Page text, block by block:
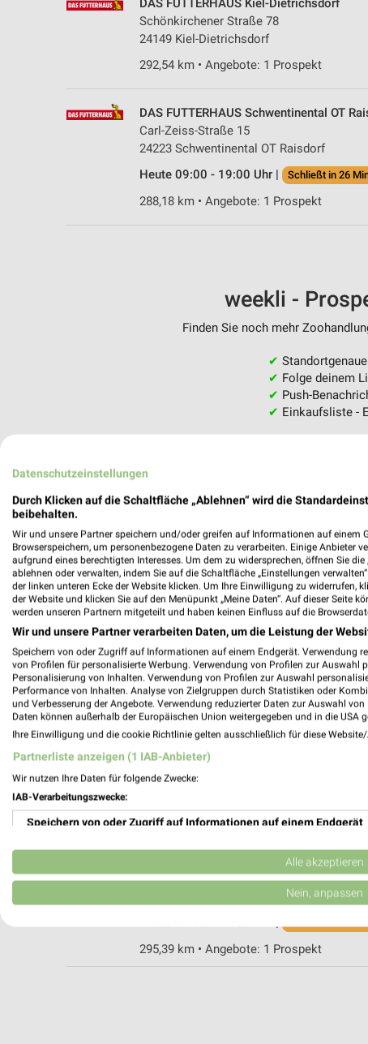
DAS FUTTERHAUS Kiel-Dietrichsdorf
Schönkirchener Straße 78
24149 Kiel-Dietrichsdorf
292,54 km • Angebote: 1 Prospekt
DAS FUTTERHAUS Schwentinental OT
Carl-Zeiss-Straße 15
24223 Schwentinental OT Raisdorf
Heute 09:00 - 19:00 Uhr |
Schließt in 26
288,18 km • Angebote: 1 Prospekt
weekli -
Finden Sie noch mehr
✔
✔ Folge deinem
✔ Push-
✔ Einkaufsliste -
ZOO & Co. Kiel Friedrichsort Kiel-
An der Schanze 49-51
24159 Kiel-Friedrichsort
Heute 09:30 - 18:00 Uhr |
298,68 km • Angebote: 1 Prospekt
Adelheidstraße 14
295,39 km • Angebote: 1 Prospekt
Datenschutzeinstellungen
Durch Klicken auf die Schaltfläche „Ablehnen“ wird die
beibehalten.
Wir und unsere Partner speichern und/oder greifen auf Informationen auf einem
Browserspeichern, um personenbezogene Daten zu verarbeiten. Einige Anbieter
aufgrund eines berechtigten Interesses. Um dem zu widersprechen, öffnen Sie
ablehnen oder verwalten, indem Sie auf die Schaltfläche „Einstellungen
der linken unteren Ecke der Website klicken. Um Ihre Einwilligung zu widerrufen,
der Website und klicken Sie auf den Menüpunkt „Meine Daten“. Auf dieser Seite
werden unseren Partnern mitgeteilt und haben keinen Einfluss auf die
Wir und unsere Partner verarbeiten Daten, um die Leistung der
Speichern von oder Zugriff auf Informationen auf einem Endgerät. Verwendung
von Profilen für personalisierte Werbung. Verwendung von Profilen zur Auswahl
Personalisierung von Inhalten. Verwendung von Profilen zur Auswahl
Performance von Inhalten. Analyse von Zielgruppen durch Statistiken oder
und Verbesserung der Angebote. Verwendung reduzierter Daten zur Auswahl von
Daten können außerhalb der Europäischen Union weitergegeben und in die USA
Ihre Einwilligung und die cookie Richtlinie gelten ausschließlich für diese
Partnerliste anzeigen (1 IAB-Anbieter)
Wir nutzen Ihre Daten für folgende Zwecke:
IAB-Verarbeitungszwecke:
Speichern von oder Zugriff auf Informationen auf einem Endgerät
Verwendung reduzierter Daten zur Auswahl von Werbeanzeigen
Erstellung von Profilen für personalisierte Werbung
Erstellung von Profilen zur Personalisierung von Inhalten
Alle akzeptieren
Nein, anpassen